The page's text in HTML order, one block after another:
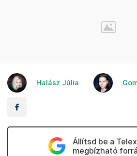
Halász Júlia
Állítsd be a
megbízható